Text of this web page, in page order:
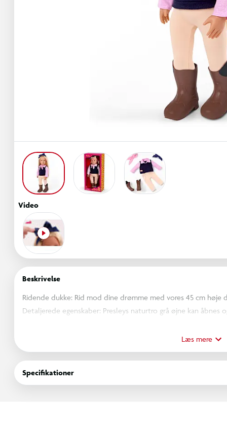
Video
Beskrivelse
Ridende dukke: Rid mod dine drømme med vores 45 cm høje
Detaljerede egenskaber: Presleys naturtro grå øjne kan åbnes
Let at lege med: Hun har en blød krop, der er dejlig at
er nemt at skifte tøj på hende og ride på heste fra Our
Børnevenlig mode: Presley bærer et sødt rideoutfit, der
et gyldent hestesko-mønster, et par underbukser og høje
Læs mere
Specifikationer